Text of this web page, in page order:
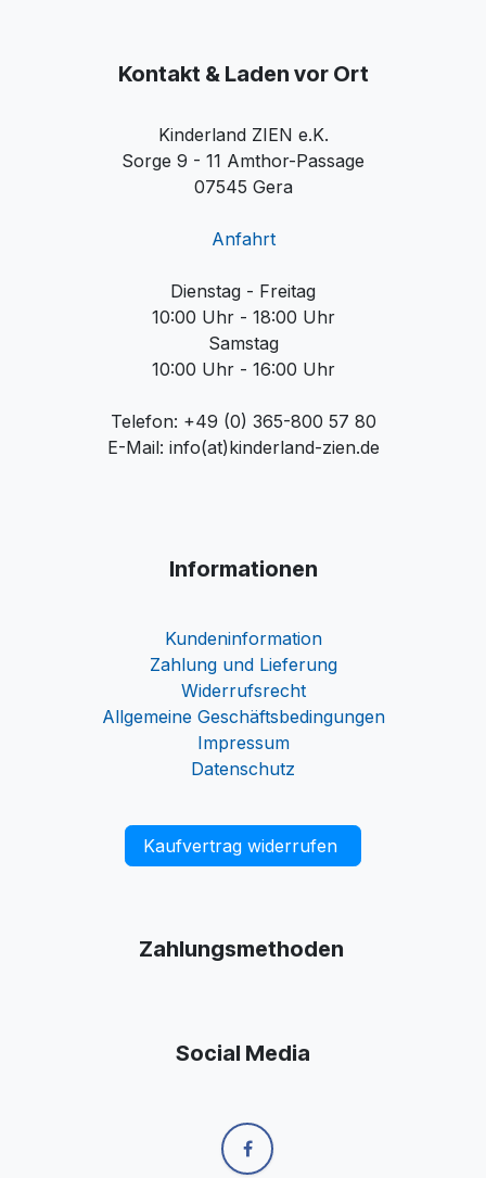
Kontakt & Laden vor Ort
Kinderland ZIEN e.K.
Sorge 9 - 11 Amthor-Passage
07545 Gera
Anfahrt
Dienstag - Freitag
10:00 Uhr - 18:00 Uhr
Samstag
10:00 Uhr - 16:00 Uhr
Telefon: +49 (0) 365-800 57 80
E-Mail: info(at)kinderland-zien.de
Informationen
Kundeninformation
Zahlung und Lieferung
Widerrufsrecht
Allgemeine Geschäftsbedingungen
Impressum
Datenschutz
Kaufvertrag widerrufen
Zahlungsmethoden
Social Media